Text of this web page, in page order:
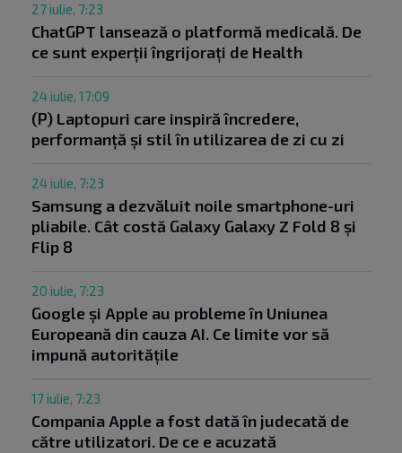
27 iulie, 7:23
ChatGPT lansează o platformă medicală. De
ce sunt experții îngrijorați de Health
24 iulie, 17:09
(P) Laptopuri care inspiră încredere,
performanță și stil în utilizarea de zi cu zi
24 iulie, 7:23
Samsung a dezvăluit noile smartphone-uri
pliabile. Cât costă Galaxy Galaxy Z Fold 8 și
Flip 8
20 iulie, 7:23
Google și Apple au probleme în Uniunea
Europeană din cauza AI. Ce limite vor să
impună autoritățile
17 iulie, 7:23
Compania Apple a fost dată în judecată de
către utilizatori. De ce e acuzată